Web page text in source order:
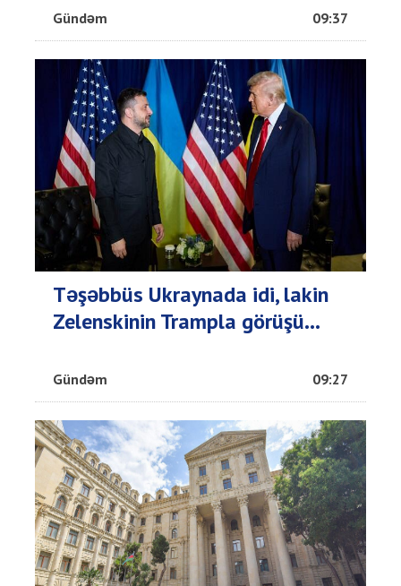
Gündəm 09:37
Təşəbbüs Ukraynada idi, lakin
Zelenskinin Trampla görüşü...
Gündəm 09:27